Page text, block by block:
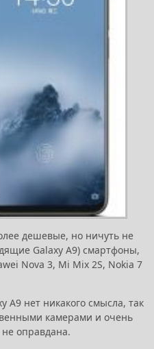
дешевые, но ничуть не
Galaxy A9) смартфоны,
Nova 3, Mi Mix 2S, Nokia 7
A9 нет никакого смысла, так
камерами и очень
оправдана.